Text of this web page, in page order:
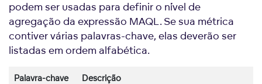
podem ser usadas para definir o nível de
agregação da expressão MAQL. Se sua métrica
contiver várias palavras-chave, elas deverão ser
listadas em ordem alfabética.
Palavra-chave Descrição